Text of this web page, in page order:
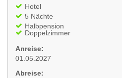
Hotel
5 Nächte
Halbpension
Doppelzimmer
Anreise:
01.05.2027
Abreise: